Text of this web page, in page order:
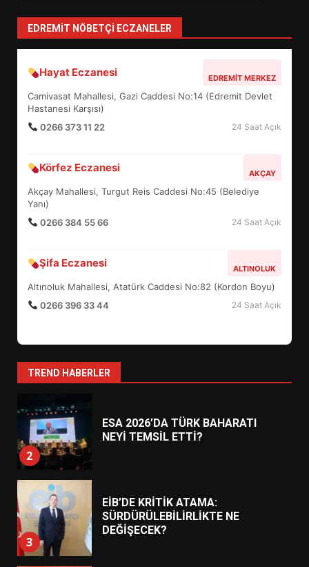
EDREMIT NÖBETÇI ECZANELER
Hayat Eczanesi EDREMIT MERKEZ
Camivasat Mahallesi, Gazi Caddesi No:14 (Edremit Devlet
Hastanesi Karşısı)
0266 373 11 22
24 Saat Açık
Körfez Eczanesi AKÇAY
Akçay Mahallesi, Turgut Reis Caddesi No:45 (Belediye
Yanı)
0266 384 55 66
24 Saat Açık
Şifa Eczanesi ALTINOLUK
Altınoluk Mahallesi, Atatürk Caddesi No:82 (Kordon Boyu)
0266 396 33 44
24 Saat Açık
TREND HABERLER
4
5
BALIKESİR MÜZELERİNDE SÜRE
UZATILDI: NE DEĞİŞTİ?
6
TURNUVASI KAYITLARI NEYİ
7
YENİ YÖNETİM NASIL
ŞEKİLLENDİ?
1
HAREKETE GEÇİYOR: GÖZLER
2
ESA 2026’DA TÜRK BAHARATI
NEYİ TEMSİL ETTİ?
3
EİB’DE KRİTİK ATAMA:
SÜRDÜRÜLEBİLİRLİKTE NE
DEĞİŞECEK?